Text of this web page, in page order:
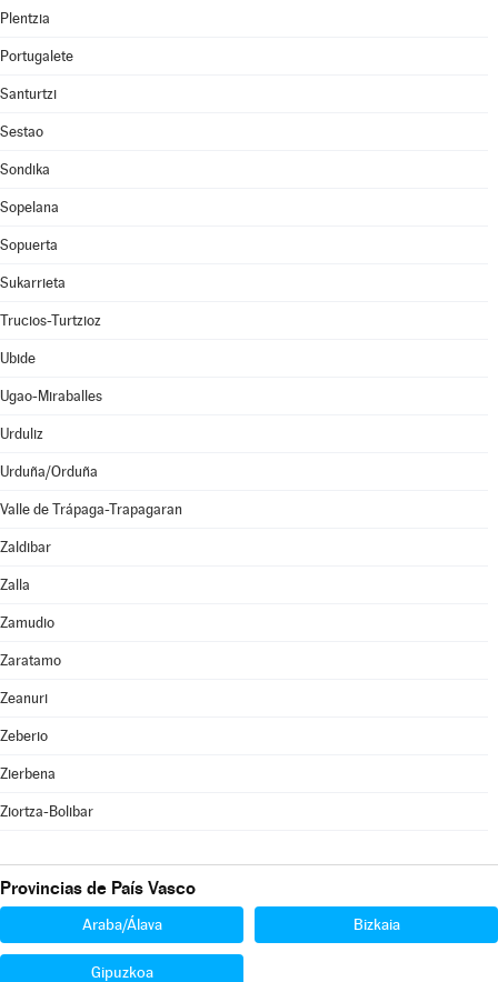
Plentzia
Portugalete
Santurtzi
Sestao
Sondika
Sopelana
Sopuerta
Sukarrieta
Trucios-Turtzioz
Ubide
Ugao-Miraballes
Urduliz
Urduña/Orduña
Valle de Trápaga-Trapagaran
Zaldibar
Zalla
Zamudio
Zaratamo
Zeanuri
Zeberio
Zierbena
Ziortza-Bolibar
Provincias de País Vasco
Araba/Álava Bizkaia
Gipuzkoa